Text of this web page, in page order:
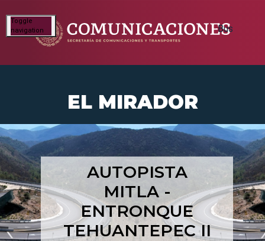
Toggle
navigation
EL MIRADOR
AUTOPISTA
MITLA -
ENTRONQUE
TEHUANTEPEC II